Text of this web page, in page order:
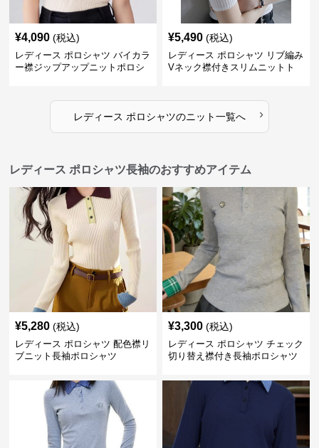
¥4,090 (税込)
レディース ポロシャツ バイカラ
ー襟ジップアップニットポロシ
¥5,490 (税込)
レディース ポロシャツ リブ編み
Vネック襟付きスリムニットト
レディース ポロシャツのニット一覧へ ›
レディース ポロシャツ長袖のおすすめアイテム
¥5,280 (税込)
レディース ポロシャツ 配色襟リ
ブニット長袖ポロシャツ
¥3,300 (税込)
レディース ポロシャツ チェック
切り替え襟付き長袖ポロシャツ